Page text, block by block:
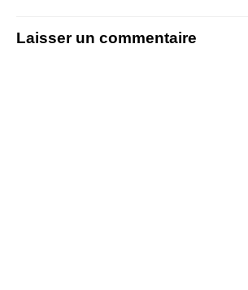
Laisser un commentaire